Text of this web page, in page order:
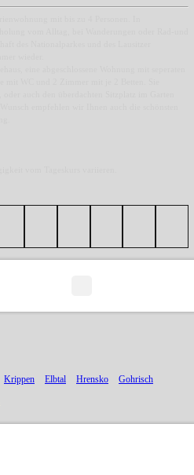
Krippen Elbtal Hrensko
Gohrisch